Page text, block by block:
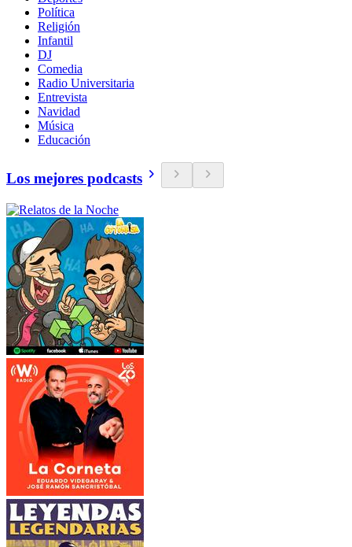
Política
Religión
Infantil
DJ
Comedia
Radio Universitaria
Entrevista
Navidad
Música
Educación
Los mejores podcasts